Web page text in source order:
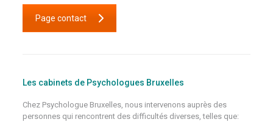
Page contact
Les cabinets de Psychologues Bruxelles
Chez Psychologue Bruxelles, nous intervenons auprès des
personnes qui rencontrent des difficultés diverses, telles que: